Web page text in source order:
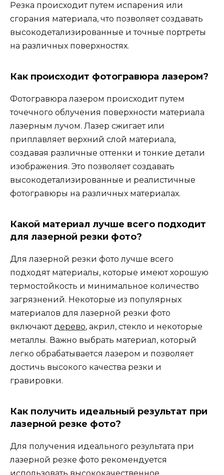
Резка происходит путем испарения или
сгорания материала, что позволяет создавать
высокодетализированные и точные портреты
на различных поверхностях.
Как происходит фотогравюра лазером?
Фотогравюра лазером происходит путем
точечного облучения поверхности материала
лазерным лучом. Лазер сжигает или
приплавляет верхний слой материала,
создавая различные оттенки и тонкие детали
изображения. Это позволяет создавать
высокодетализированные и реалистичные
фотогравюры на различных материалах.
Какой материал лучше всего подходит
для лазерной резки фото?
Для лазерной резки фото лучше всего
подходят материалы, которые имеют хорошую
термостойкость и минимальное количество
загрязнений. Некоторые из популярных
материалов для лазерной резки фото
включаютдерево, акрил, стекло и некоторые
металлы. Важно выбрать материал, который
легко обрабатывается лазером и позволяет
достичь высокого качества резки и
гравировки.
Как получить идеальный результат при
лазерной резке фото?
Для получения идеального результата при
лазерной резке фото рекомендуется